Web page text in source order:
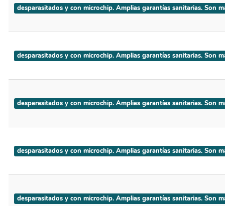
desparasitados y con microchip. Amplias garantías sanitarias. Son
desparasitados y con microchip. Amplias garantías sanitarias. Son
desparasitados y con microchip. Amplias garantías sanitarias. Son
desparasitados y con microchip. Amplias garantías sanitarias. Son
desparasitados y con microchip. Amplias garantías sanitarias.